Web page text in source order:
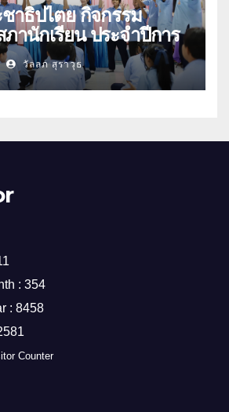
ชาธิปไตย กิจกรรม
านักเรียน ประจำปีการ
วัลลภ สุราวุธ
: 354
: 8458
Counter